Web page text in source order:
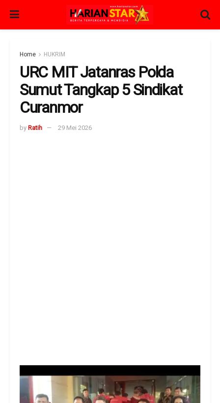
Home HUKRIM
URC MIT Jatanras Polda
Sumut Tangkap 5 Sindikat
Curanmor
by Ratih 29 Mei 2026